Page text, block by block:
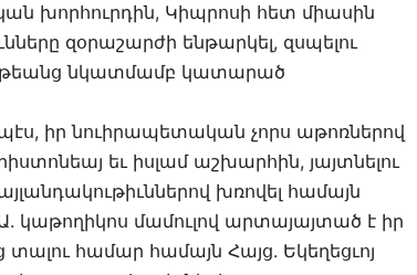
խորհուրդին, Կիպրոսի հետ միասին
զօրաշարժի ենթարկել, զսպելու
նկատմամբ կատարած
իր նուիրապետական չորս աթոռներով
եւ իսլամ աշխարհին, յայտնելու
խռովել համայն
կաթողիկոս մամուլով արտայայտած է իր
տալու համար համայն Հայց. Եկեղեցւոյ